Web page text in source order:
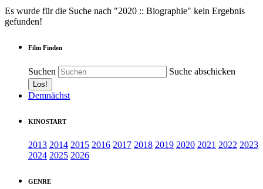
Es wurde für die Suche nach "2020 :: Biographie" kein Ergebnis
gefunden!
Film Finden
Suchen Suche abschicken
Demnächst
KINOSTART
2013 2014 2015 2016 2017 2018 2019 2020 2021 2022 2023
2024 2025 2026
GENRE